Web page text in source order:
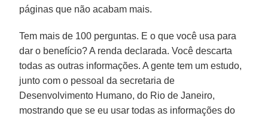
páginas que não acabam mais.
Tem mais de 100 perguntas. E o que você usa para
dar o benefício? A renda declarada. Você descarta
todas as outras informações. A gente tem um estudo,
junto com o pessoal da secretaria de
Desenvolvimento Humano, do Rio de Janeiro,
mostrando que se eu usar todas as informações do